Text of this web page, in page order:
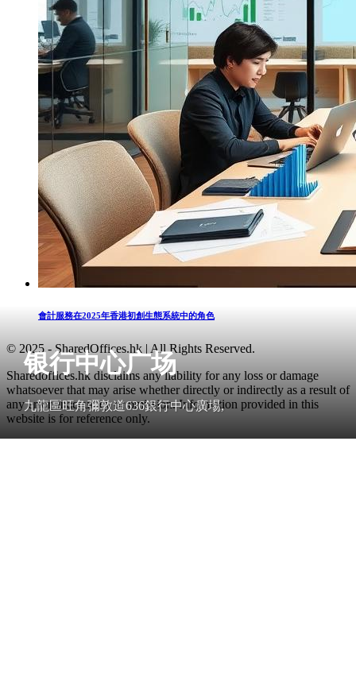
银行中心广场
九龍區旺角彌敦道636銀行中心廣場,
會計服務在2025年香港初創生態系統中的角色
© 2025 - SharedOffices.hk | All Rights Reserved.
Sharedoffices.hk disclaims any liability for any loss or damage
whatsoever that may arise whether directly or indirectly as a result of
any error, inaccuracy or omission. Information provided in this
website is for reference only.